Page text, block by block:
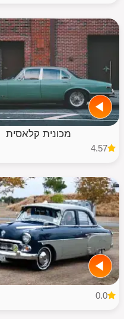
מכונית קלאסית
4.57
0.0